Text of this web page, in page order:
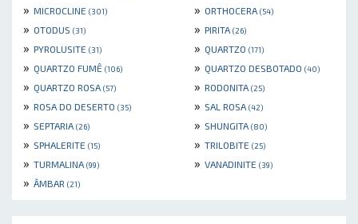
» MICROCLINE (301) » ORTHOCERA (54)
» OTODUS (31) » PIRITA (26)
» PYROLUSITE (31) » QUARTZO (171)
» QUARTZO FUMÊ (106) » QUARTZO DESBOTADO (40)
» QUARTZO ROSA (57) » RODONITA (25)
» ROSA DO DESERTO (35) » SAL ROSA (42)
» SEPTARIA (26) » SHUNGITA (80)
» SPHALERITE (15) » TRILOBITE (25)
» TURMALINA (99) » VANADINITE (39)
» ÂMBAR (21)